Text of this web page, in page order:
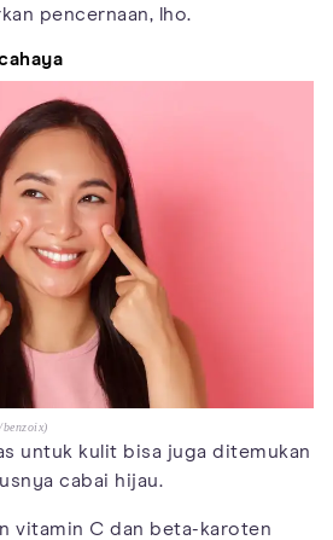
pencernaan, lho.
untuk kulit bisa juga ditemukan
cabai hijau.
vitamin C dan beta-karoten